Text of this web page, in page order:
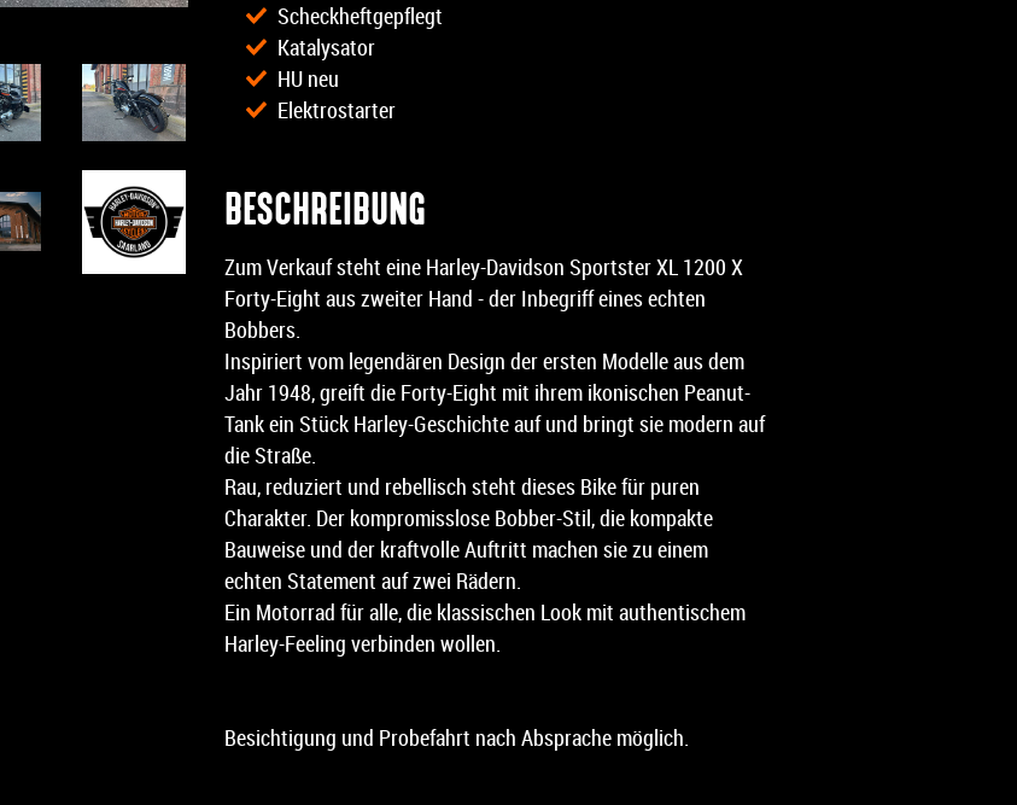
Scheckheftgepflegt
Katalysator
HU neu
Elektrostarter
BESCHREIBUNG
Zum Verkauf steht eine Harley-Davidson Sportster XL 1200 X
Forty-Eight aus zweiter Hand - der Inbegriff eines echten
Bobbers.
Inspiriert vom legendären Design der ersten Modelle aus dem
Jahr 1948, greift die Forty-Eight mit ihrem ikonischen Peanut-
Tank ein Stück Harley-Geschichte auf und bringt sie modern auf
die Straße.
Rau, reduziert und rebellisch steht dieses Bike für puren
Charakter. Der kompromisslose Bobber-Stil, die kompakte
Bauweise und der kraftvolle Auftritt machen sie zu einem
echten Statement auf zwei Rädern.
Ein Motorrad für alle, die klassischen Look mit authentischem
Harley-Feeling verbinden wollen.
Besichtigung und Probefahrt nach Absprache möglich.